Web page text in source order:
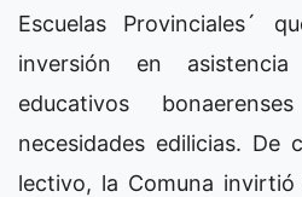
Escuelas Provinciales´
inversión en asistencia
educativos
necesidades edilicias. De
lectivo, la Comuna